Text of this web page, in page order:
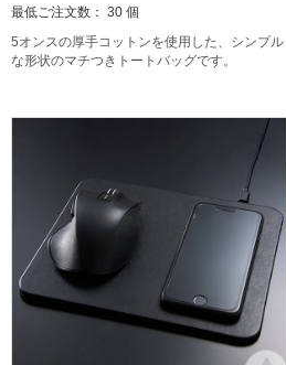
最低ご注文数： 30 個
5オンスの厚手コットンを使用した、シンプル
な形状のマチつきトートバッグです。